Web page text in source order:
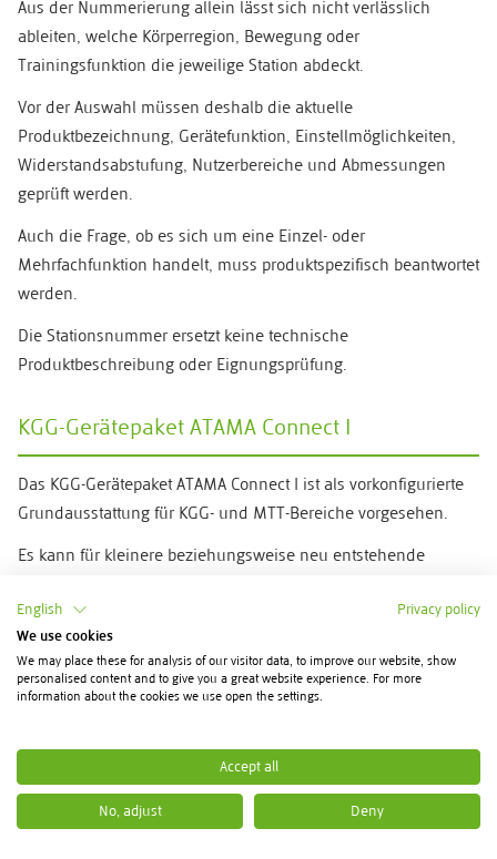
Aus der Nummerierung allein lässt sich nicht verlässlich
ableiten, welche Körperregion, Bewegung oder
Trainingsfunktion die jeweilige Station abdeckt.
Vor der Auswahl müssen deshalb die aktuelle
Produktbezeichnung, Gerätefunktion, Einstellmöglichkeiten,
Widerstandsabstufung, Nutzerbereiche und Abmessungen
geprüft werden.
Auch die Frage, ob es sich um eine Einzel- oder
Mehrfachfunktion handelt, muss produktspezifisch beantwortet
werden.
Die Stationsnummer ersetzt keine technische
Produktbeschreibung oder Eignungsprüfung.
KGG-Gerätepaket ATAMA Connect I
Das KGG-Gerätepaket ATAMA Connect I ist als vorkonfigurierte
Grundausstattung für KGG- und MTT-Bereiche vorgesehen.
Es kann für kleinere beziehungsweise neu entstehende
vorhandener Geräte relevant sein.
Vor der Bestellung muss geprüft werden, welche Stationen
und Leistungen aktuell im Paket enthalten sind.
und mögliche spätere Ergänzungen zu berücksichtigen.
Die Bezeichnung Grundausstattung bedeutet nicht, dass
sämtliche Anforderungen eines individuellen KGG- oder MTT-
English Privacy policy
We use cookies
We may place these for analysis of our visitor data, to improve our website, show
personalised content and to give you a great website experience. For more
information about the cookies we use open the settings.
Accept all
No, adjust Deny